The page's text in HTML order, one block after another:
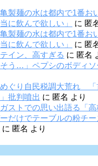
製麺の水は都内で1番お
に飲んで欲しい」
に 匿
製麺の水は都内で1番お
に飲んで欲しい」
に 匿
イン、高すぎる に 匿名
そう…」ペプシのボディ
ぐり自民税調大荒れ 「
批判噴出 に 匿名 より
ストでの思い出語る「高
ーだけでテーブルの粉チー
に 匿名 より